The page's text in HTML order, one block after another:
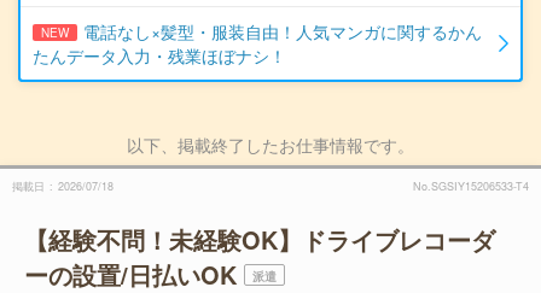
NEW
電話なし×髪型・服装自由！人気マンガに関するかん
たんデータ入力・残業ほぼナシ！
以下、掲載終了したお仕事情報です。
掲載日 2026/07/18 No.SGSIY15206533-T4
【経験不問！未経験OK】ドライブレコーダ
ーの設置/日払いOK
派遣